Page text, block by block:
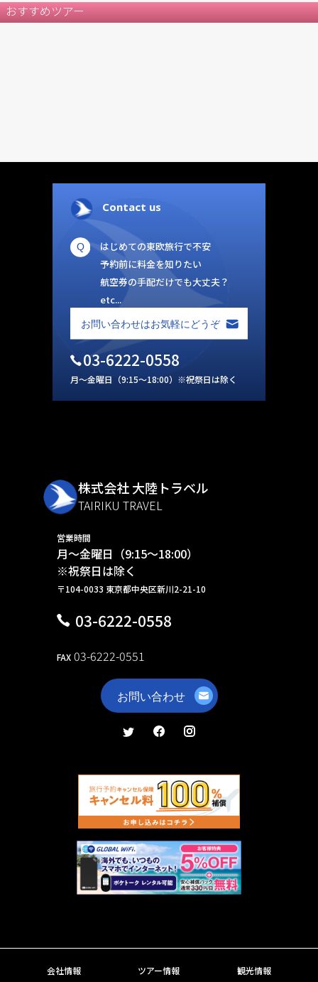
おすすめツアー
Contact us
はじめての東欧旅行で不安
予約前に料金を知りたい
航空券の手配だけでも大丈夫？
etc...
03-6222-0558
月～金曜日（9:15～18:00）※祝祭日は除く
株式会社 大陸トラベル
TAIRIKU TRAVEL
営業時間
月～金曜日（9:15～18:00）
※祝祭日は除く
〒104-0033 東京都中央区新川2-21-10
03-6222-0558
FAX 03-6222-0551
会社情報 ツアー情報
観光情報